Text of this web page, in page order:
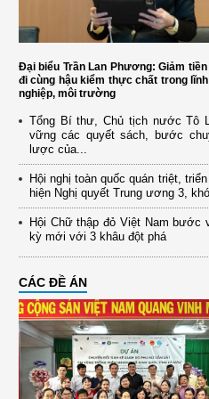
Đại biểu Trần Lan Phương: Giảm
đi cùng hậu kiểm thực chất trong
nghiệp, môi trường
Tổng Bí thư, Chủ tịch nước Tô
vững các quyết sách, bước
lược của...
Hội nghị toàn quốc quán triệt,
hiện Nghị quyết Trung ương 3,
Hội Chữ thập đỏ Việt Nam bước
kỳ mới với 3 khâu đột phá
CÁC ĐỀ ÁN